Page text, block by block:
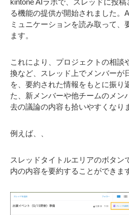
kintone AIラボで、スレッドに投
る機能の提供が開始されました。
ミュニケーションを読み取って、
ます。
これにより、プロジェクトの相談
換など、スレッド上でメンバーが
を、要約された情報をもとに振り
た、新メンバーや他チームのメン
去の議論の内容も拾いやすくなり
例えば、、
スレッドタイトルエリアのボタン
内の内容を要約することができま